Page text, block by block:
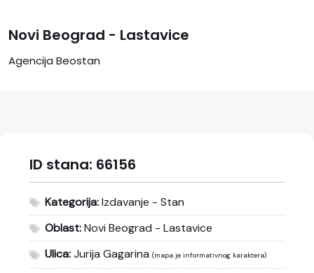
Novi Beograd - Lastavice
Agencija Beostan
ID stana: 66156
Kategorija:Izdavanje - Stan
Oblast:Novi Beograd - Lastavice
Ulica:Jurija Gagarina (mapa je informativnog karaktera)